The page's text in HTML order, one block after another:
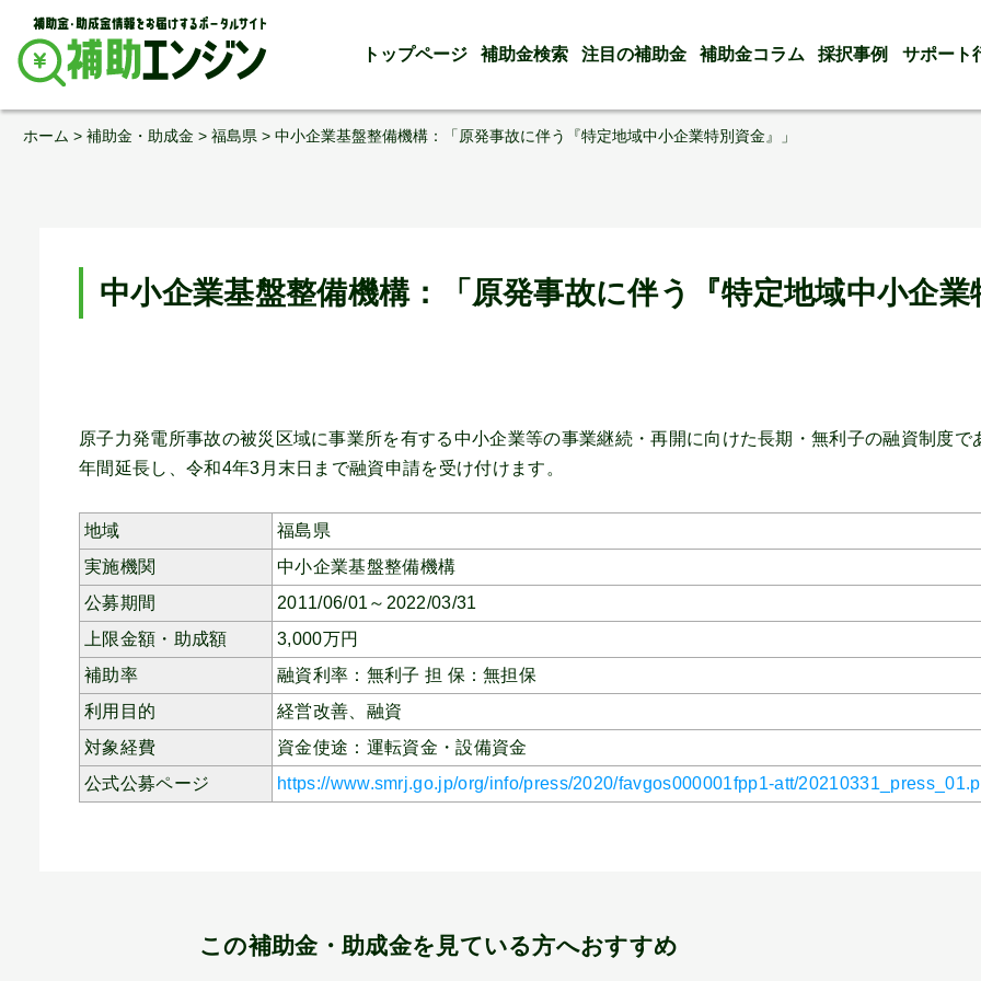
Skip
トップページ 補助金検索 注目の補助金 補助金コラム 採択事例 サポート
ホーム > 補助金・助成金 > 福島県 > 中小企業基盤整備機構：「原発事故に伴う『特定地域中小企業特別資金』」
中小企業基盤整備機構：「原発事故に伴う『特定地域中小企業
原子力発電所事故の被災区域に事業所を有する中小企業等の事業継続・再開に向けた長期・無利子の融資制度
年間延長し、令和4年3月末日まで融資申請を受け付けます。
地域
福島県
実施機関
中小企業基盤整備機構
公募期間
2011/06/01～2022/03/31
上限金額・助成額
3,000万円
補助率
融資利率：無利子 担 保：無担保
利用目的
経営改善、 融資
対象経費
資金使途：運転資金・設備資金
公式公募ページ
https://www.smrj.go.jp/org/info/press/2020/favgos000001fpp1-att/
この補助金・助成金を見ている方へおすすめ